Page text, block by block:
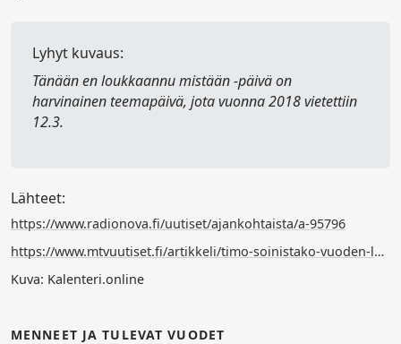
Lyhyt kuvaus:
Tänään en loukkaannu mistään -päiväon
harvinainen teemapäivä, jota vuonna 2018 vietettiin
12.3.
Lähteet:
https://www.radionova.fi/uutiset/ajankohtaista/a-95796
https://www.mtvuutiset.fi/artikkeli/timo-soinistako-vuoden-loukkaantuja/1900810#gs.6bqirg
Kuva: Kalenteri.online
MENNEET JA TULEVAT VUODET